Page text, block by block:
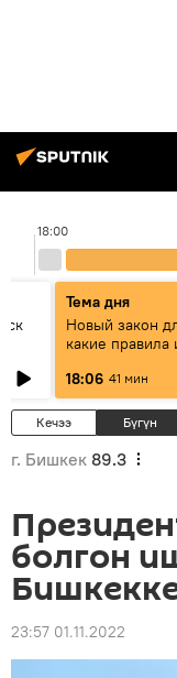
18:00
Тема дня
Новый закон
какие правила
18:06 41 мин
Кечээ Бүгүн
г. Бишкек 89.3
болгон
23:57 01.11.2022